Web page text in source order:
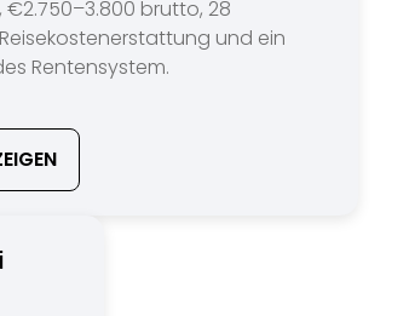
€2.750–3.800 brutto, 28
und ein
Rentensystem.